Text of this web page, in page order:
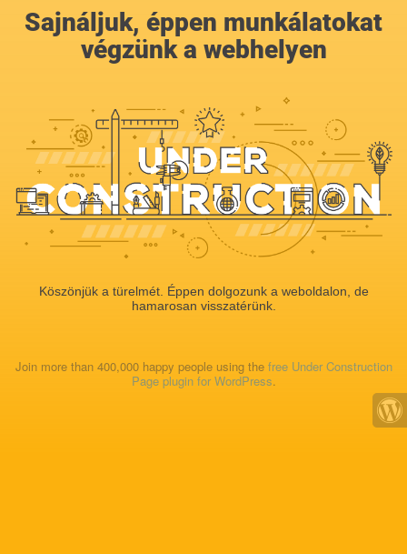
Sajnáljuk, éppen munkálatokat
végzünk a webhelyen
Köszönjük a türelmét. Éppen dolgozunk a weboldalon, de
hamarosan visszatérünk.
Join more than 400,000 happy people using the free Under Construction
Page plugin for WordPress.